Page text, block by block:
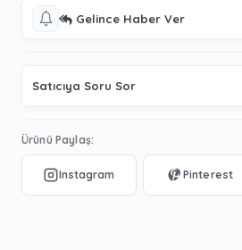
Gelince Haber Ver
Satıcıya Soru Sor
Ürünü Paylaş: